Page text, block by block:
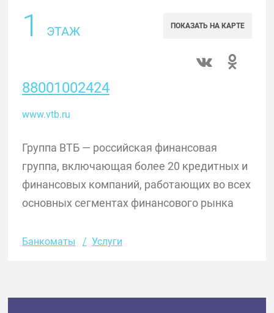
1 ЭТАЖ ПОКАЗАТЬ НА КАРТЕ
88001002424
www.vtb.ru
Группа ВТБ — российская финансовая
группа, включающая более 20 кредитных и
финансовых компаний, работающих во всех
основных сегментах финансового рынка
Банкоматы Услуги